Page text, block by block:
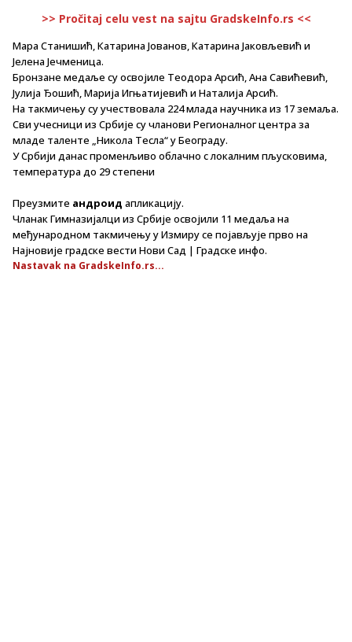
>> Pročitaj celu vest na sajtu GradskeInfo.rs <<
Мара Станишић, Катарина Јованов, Катарина Јаковљевић и
Јелена Јечменица.
Бронзане медаље су освојиле Теодора Арсић, Ана Савићевић,
Јулија Ђошић, Марија Игњатијевић и Наталија Арсић.
На такмичењу су учествовала 224 млада научника из 17 земаља.
Сви учесници из Србије су чланови Регионалног центра за
младе таленте „Никола Тесла“ у Београду.
У Србији данас променљиво облачно с локалним пљусковима,
температура до 29 степени
Преузмите андроид апликацију.
Чланак Гимназијалци из Србије освојили 11 медаља на
међународном такмичењу у Измиру се појављује прво на
Најновије градске вести Нови Сад | Градске инфо.
Nastavak na GradskeInfo.rs...